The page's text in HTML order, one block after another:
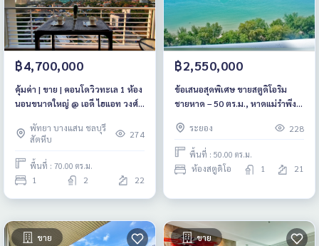
฿4,700,000
คุ้มค่า | ขาย | คอนโดวิวทะเล 1 ห้อง
นอนขนาดใหญ่ @ เอดี ไฮแอท วงศ์
พัทยา บางแสน ชลบุรี
สัตหีบ
274
พื้นที่ : 70.00 ตร.ม.
1 2 22
฿2,550,000
ข้อเสนอสุดพิเศษ ขายสตูดิโอริม
ชายหาด – 50 ตร.ม., หาดแม่รำพึง,
ระยอง
228
พื้นที่ : 50.00 ตร.ม.
ห้องสตูดิโอ 1 21
ขาย ขาย